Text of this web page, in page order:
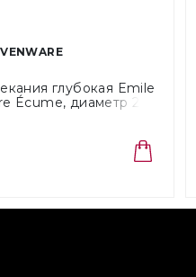
глубокая Emile
Écume, диаметр 28